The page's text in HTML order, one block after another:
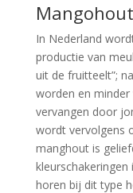
Mangohout
In Nederland
productie van
uit de fruitteelt”;
worden en
vervangen door
wordt vervolgens
manghout is
horen bij dit type